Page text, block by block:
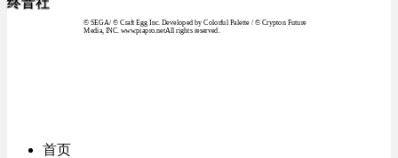
© SEGA / © Craft Egg Inc. Developed by Colorful Palette / © Crypton Future
Media, INC. www.piapro.netAll rights reserved.
首页